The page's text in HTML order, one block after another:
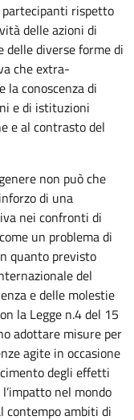
partecipanti rispetto
delle azioni di
delle diverse forme di
che extra-
conoscenza di
e di istituzioni
e al contrasto del
non può che
di una
nei confronti di
un problema di
quanto previsto
del
e delle molestie
la Legge n.4 del 15
adottare misure per
agite in occasione
degli effetti
nel mondo
contempo ambiti di